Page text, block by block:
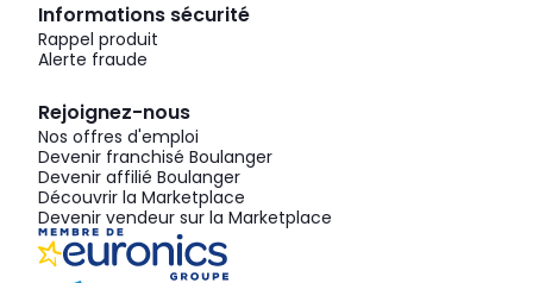
Informations sécurité
Rappel produit
Alerte fraude
Rejoignez-nous
Nos offres d'emploi
Devenir franchisé Boulanger
Devenir affilié Boulanger
Découvrir la Marketplace
Devenir vendeur sur la Marketplace